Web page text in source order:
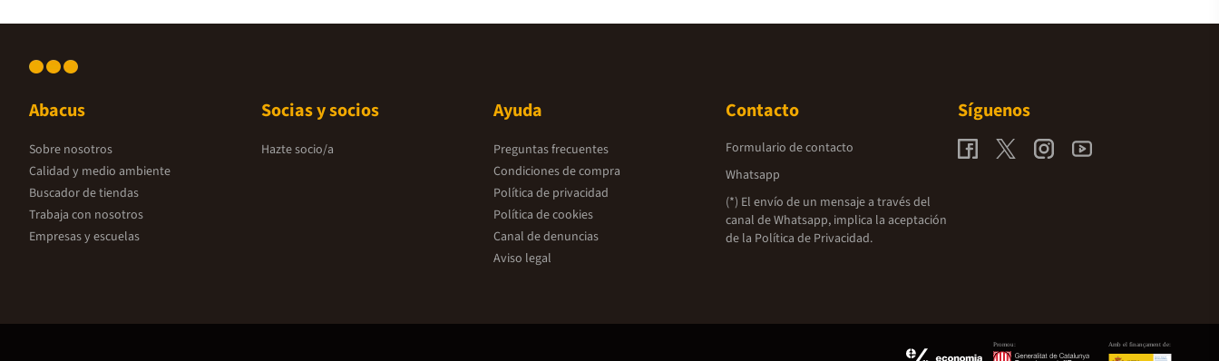
Abacus
Sobre nosotros
Calidad y medio ambiente
Buscador de tiendas
Trabaja con nosotros
Empresas y escuelas
Socias y socios
Hazte socio/a
Ayuda
Preguntas frecuentes
Condiciones de compra
Política de privacidad
Política de cookies
Canal de denuncias
Aviso legal
Contacto
Formulario de contacto
Whatsapp
(*) El envío de un mensaje a través del
canal de Whatsapp, implica la aceptación
de la Política de Privacidad.
Síguenos
Promou: Amb el finançament de: